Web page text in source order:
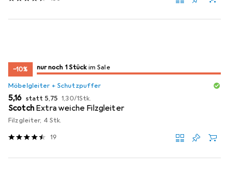
−10% noch 1 Stückim Sale
nur noch 1 Stück im Sale
Möbelgleiter + Schutzpuffer
EUR
5,16 statt EUR
5,75 EUR
1,30/1Stk.
Scotch Extra weiche Filzgleiter
Filzgleiter, 4 Stk.
19